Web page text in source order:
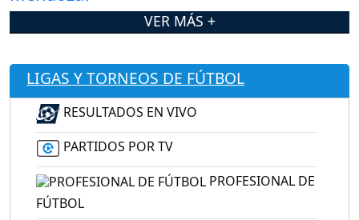
VER MÁS +
LIGAS Y TORNEOS DE FÚTBOL
RESULTADOS EN VIVO
PARTIDOS POR TV
PROFESIONAL DE
FÚTBOL